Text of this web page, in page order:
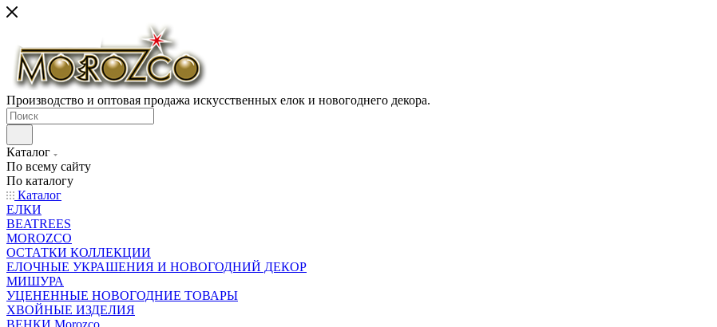
Производство и оптовая продажа искусственных елок и новогоднего декора.
Каталог
По всему сайту
По каталогу
Каталог
ЕЛКИ
BEATREES
MOROZCO
ОСТАТКИ КОЛЛЕКЦИИ
ЕЛОЧНЫЕ УКРАШЕНИЯ И НОВОГОДНИЙ ДЕКОР
МИШУРА
УЦЕНЕННЫЕ НОВОГОДНИЕ ТОВАРЫ
ХВОЙНЫЕ ИЗДЕЛИЯ
ВЕНКИ Morozco